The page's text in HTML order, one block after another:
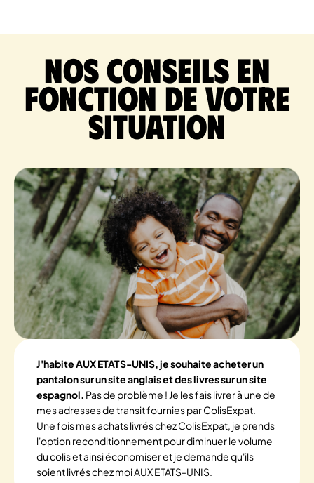
Nos conseils en
fonction de votre
situation
J'habite AUX ETATS-UNIS, je souhaite acheter un
pantalon sur un site anglais et des livres sur un site
espagnol. Pas de problème ! Je les fais livrer à une de
mes adresses de transit fournies par ColisExpat.
Une fois mes achats livrés chez ColisExpat, je prends
l'option reconditionnement pour diminuer le volume
du colis et ainsi économiser et je demande qu'ils
soient livrés chez moi AUX ETATS-UNIS.